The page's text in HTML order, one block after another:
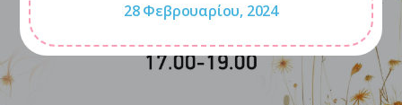
28 Φεβρουαρίου, 2024